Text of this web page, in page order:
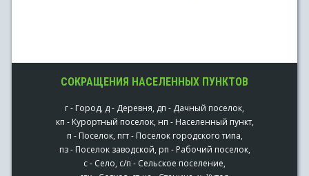
СОКРАЩЕНИЯ НАСЕЛЕННЫХ ПУНКТОВ
г - Город, д - Деревня, дп - Дачный поселок,
кп - Курортный поселок, нп - Населенный пункт,
п - Поселок, пгт - Поселок городского типа,
пз - Поселок заводской, рп - Рабочий поселок,
с - Село, с/п - Сельское поселение,